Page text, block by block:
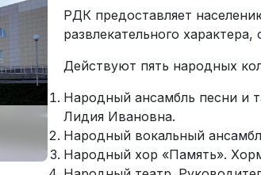
РДК предоставляет
развлекательного
Действуют пять народных
Народный ансамбль песни и
Лидия Ивановна.
Народный вокальный
Народный хор «Память».